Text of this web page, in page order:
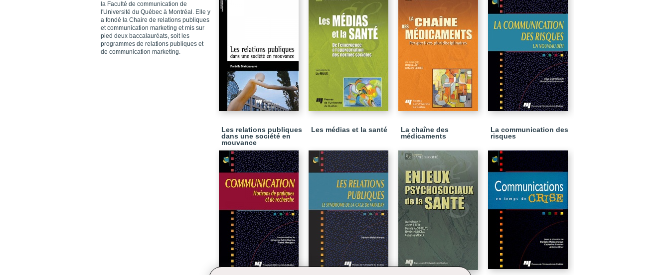
la Faculté de communication de
l'Université du Québec à Montréal. Elle y
a fondé la Chaire de relations publiques
et communication marketing et mis sur
pied deux baccalauréats, soit les
programmes de relations publiques et
de communication marketing.
Les relations publiques
dans une société en
mouvance
Les médias et la santé
La chaîne des
médicaments
La communication des
risques